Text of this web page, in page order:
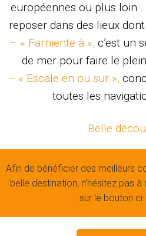
européennes ou plus loin
reposer dans des lieux
– « Farniente à », c’est un
de mer pour faire le
– « Escale en ou sur »,
toutes les
Belle
Afin de bénéficier des meilleurs
belle destination, n’hésitez pas
sur le bouton